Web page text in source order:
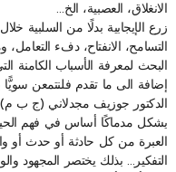
الانغلاق، العصبية، الخ…
زرع الإيجابية بدلًا من السلبية
التسامح، الانفتاح، دفء التعامل،
البحث لمعرفة الأسباب الكامنة
إضافة الى ما تقدم فلنتمعن
يشكل مدماكًا أساس في فهم
العبرة من كل حادثة أو حدث أو
التفكير… بذلك يختصر المجهود